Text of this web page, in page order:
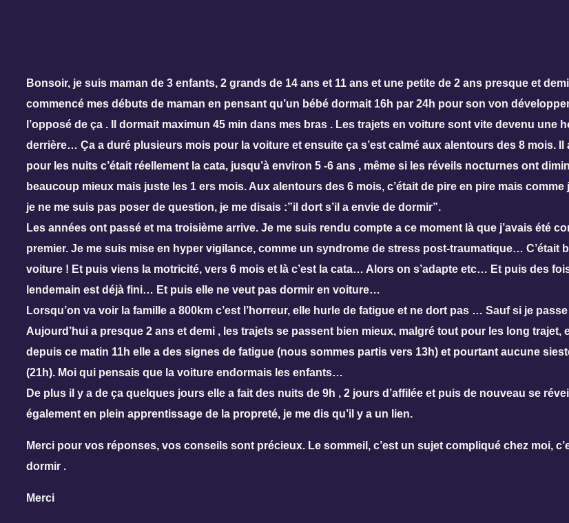
Bonsoir, je suis maman de 3 enfants, 2 grands de 14 ans et 11 ans et une petite de 2 ans presque et
commencé mes débuts de maman en pensant qu’un bébé dormait 16h par 24h pour son von
l’opposé de ça . Il dormait maximun 45 min dans mes bras . Les trajets en voiture sont vite devenu une
derrière… Ça a duré plusieurs mois pour la voiture et ensuite ça s’est calmé aux alentours des 8 mois.
pour les nuits c’était réellement la cata, jusqu’à environ 5 -6 ans , même si les réveils nocturnes ont
beaucoup mieux mais juste les 1 ers mois. Aux alentours des 6 mois, c’était de pire en pire mais comme
je ne me suis pas poser de question, je me disais :”il dort s’il a envie de dormir”.
Les années ont passé et ma troisième arrive. Je me suis rendu compte a ce moment là que j’avais été
premier. Je me suis mise en hyper vigilance, comme un syndrome de stress post-traumatique…
voiture ! Et puis viens la motricité, vers 6 mois et là c’est la cata… Alors on s’adapte etc… Et puis des
lendemain est déjà fini… Et puis elle ne veut pas dormir en voiture…
Lorsqu’on va voir la famille a 800km c’est l’horreur, elle hurle de fatigue et ne dort pas … Sauf si je passe
Aujourd’hui a presque 2 ans et demi , les trajets se passent bien mieux, malgré tout pour les long
depuis ce matin 11h elle a des signes de fatigue (nous sommes partis vers 13h) et pourtant aucune
(21h). Moi qui pensais que la voiture endormais les enfants…
De plus il y a de ça quelques jours elle a fait des nuits de 9h , 2 jours d’affilée et puis de nouveau se
également en plein apprentissage de la propreté, je me dis qu’il y a un lien.
Merci pour vos réponses, vos conseils sont précieux. Le sommeil, c’est un sujet compliqué chez moi,
dormir .
Merci